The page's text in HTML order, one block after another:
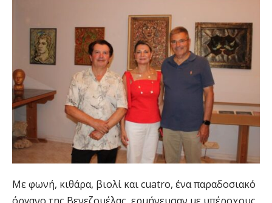
Με φωνή, κιθάρα, βιολί και cuatro, ένα παραδοσιακό
όργανο της Βενεζουέλας, ερμήνευσαν με υπέροχους